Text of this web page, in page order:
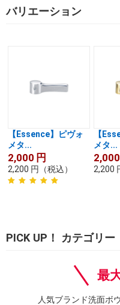
バリエーション
【Essence】ピヴォ
メタ...
2,000 円
2,200 円 （税込）
【
メタ...
2,000
2,200
PICK UP！ カテゴリー
最
人気ブランド洗面ボ